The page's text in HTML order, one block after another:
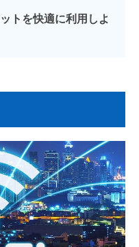
トを快適に利用しよ